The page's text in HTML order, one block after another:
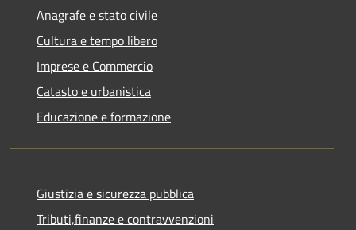
Anagrafe e stato civile
Cultura e tempo libero
Imprese e Commercio
Catasto e urbanistica
Educazione e formazione
Giustizia e sicurezza pubblica
Tributi,finanze e contravvenzioni